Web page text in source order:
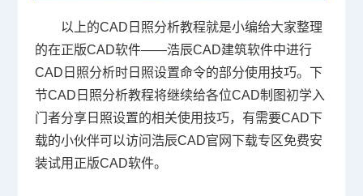
以上的CAD日照分析教程就是小编给大家整理
的在正版CAD软件——浩辰CAD建筑软件中进行
CAD日照分析时日照设置命令的部分使用技巧。下
节CAD日照分析教程将继续给各位CAD制图初学入
门者分享日照设置的相关使用技巧，有需要CAD下
载的小伙伴可以访问浩辰CAD官网下载专区免费安
装试用正版CAD软件。